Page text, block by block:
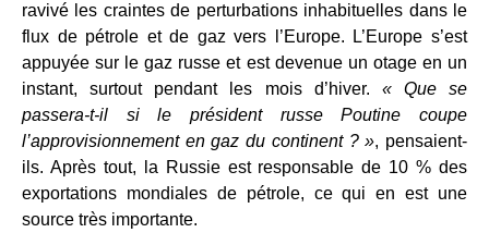
ravivé les craintes de perturbations inhabituelles dans le
flux de pétrole et de gaz vers l’Europe. L’Europe s’est
appuyée sur le gaz russe et est devenue un otage en un
instant, surtout pendant les mois d’hiver. « Que se
passera-t-il si le président russe Poutine coupe
l’approvisionnement en gaz du continent ? », pensaient-
ils. Après tout, la Russie est responsable de 10 % des
exportations mondiales de pétrole, ce qui en est une
source très importante.